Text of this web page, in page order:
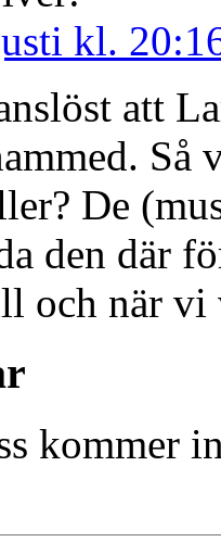
kl.
att
Så
De
den där
och när
kommer